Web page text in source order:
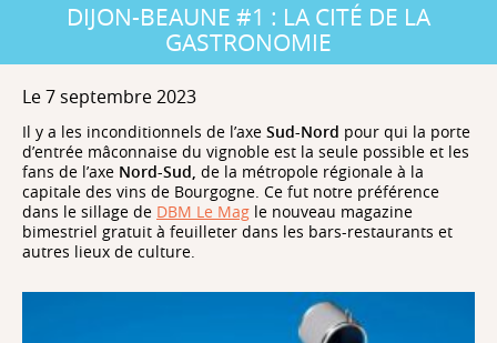
DIJON-BEAUNE #1 : LA CITÉ DE LA
GASTRONOMIE
Le 7 septembre 2023
Il y a les inconditionnels de l’axe Sud-Nord pour qui la porte
d’entrée mâconnaise du vignoble est la seule possible et les
fans de l’axe Nord-Sud, de la métropole régionale à la
capitale des vins de Bourgogne. Ce fut notre préférence
dans le sillage de DBM Le Mag le nouveau magazine
bimestriel gratuit à feuilleter dans les bars-restaurants et
autres lieux de culture.